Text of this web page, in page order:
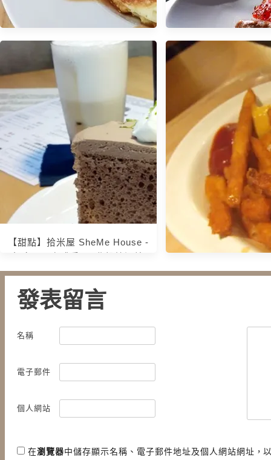
【食記】有濃濃雞蛋香的日式厚
鬆餅 Jamling Cafe @信義安和
站
【13 秋日．鎌倉散策
來自澳洲的世界第一
光沙灘和美味的鬆餅
假時光
【甜點】拾米屋 SheMe House -
發表留言
名稱
電子郵件
個人網站
在瀏覽器中儲存顯示名稱、電子郵件地址及個人網站網址，